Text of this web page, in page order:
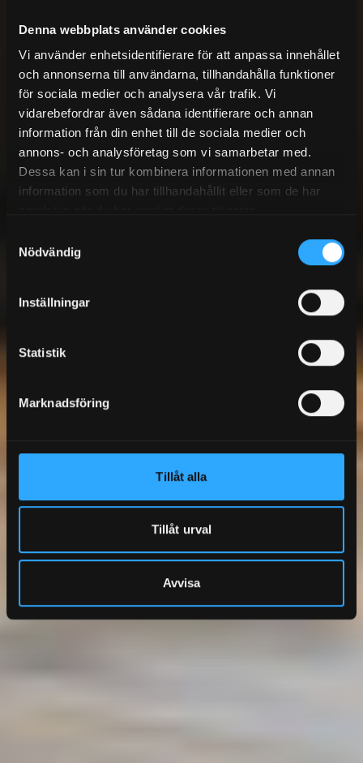
Denna webbplats använder cookies
Vi använder enhetsidentifierare för att anpassa innehållet
och annonserna till användarna, tillhandahålla funktioner
för sociala medier och analysera vår trafik. Vi
vidarebefordrar även sådana identifierare och annan
information från din enhet till de sociala medier och
annons- och analysföretag som vi samarbetar med.
Dessa kan i sin tur kombinera informationen med annan
information som du har tillhandahållit eller som de har
Nödvändig
Inställningar
Statistik
Marknadsföring
Tillåt alla
Tillåt urval
Avvisa